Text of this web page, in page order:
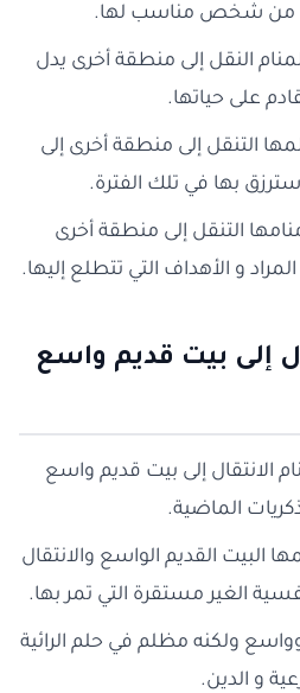
من شخص مناسب لها.
النقل إلى منطقة أخرى يدل
على حياتها.
التنقل إلى منطقة أخرى إلى
سترزق بها في تلك الفترة.
التنقل إلى منطقة أخرى
و الأهداف التي تتطلع إليها.
إلى بيت قديم واسع
الانتقال إلى بيت قديم واسع
الماضية.
البيت القديم الواسع والانتقال
الغير مستقرة التي تمر بها.
وواسع ولكنه مظلم في حلم الرائية
و الدين.